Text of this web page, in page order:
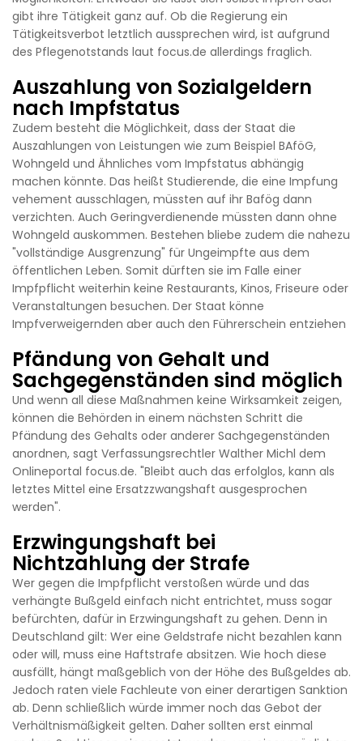
gibt ihre Tätigkeit ganz auf. Ob die Regierung ein
Tätigkeitsverbot letztlich aussprechen wird, ist aufgrund
des Pflegenotstands laut focus.de allerdings fraglich.
Auszahlung von Sozialgeldern
nach Impfstatus
Zudem besteht die Möglichkeit, dass der Staat die
Auszahlungen von Leistungen wie zum Beispiel BAföG,
Wohngeld und Ähnliches vom Impfstatus abhängig
machen könnte. Das heißt Studierende, die eine Impfung
vehement ausschlagen, müssten auf ihr Bafög dann
verzichten. Auch Geringverdienende müssten dann ohne
Wohngeld auskommen. Bestehen bliebe zudem die nahezu
"vollständige Ausgrenzung" für Ungeimpfte aus dem
öffentlichen Leben. Somit dürften sie im Falle einer
Impfpflicht weiterhin keine Restaurants, Kinos, Friseure oder
Veranstaltungen besuchen. Der Staat könne
Impfverweigernden aber auch den Führerschein entziehen
Pfändung von Gehalt und
Sachgegenständen sind möglich
Und wenn all diese Maßnahmen keine Wirksamkeit zeigen,
können die Behörden in einem nächsten Schritt die
Pfändung des Gehalts oder anderer Sachgegenständen
anordnen, sagt Verfassungsrechtler Walther Michl dem
Onlineportal focus.de. "Bleibt auch das erfolglos, kann als
letztes Mittel eine Ersatzzwangshaft ausgesprochen
werden".
Erzwingungshaft bei
Nichtzahlung der Strafe
Wer gegen die Impfpflicht verstoßen würde und das
verhängte Bußgeld einfach nicht entrichtet, muss sogar
befürchten, dafür in Erzwingungshaft zu gehen. Denn in
Deutschland gilt: Wer eine Geldstrafe nicht bezahlen kann
oder will, muss eine Haftstrafe absitzen. Wie hoch diese
ausfällt, hängt maßgeblich von der Höhe des Bußgeldes ab.
Jedoch raten viele Fachleute von einer derartigen Sanktion
ab. Denn schließlich würde immer noch das Gebot der
Verhältnismäßigkeit gelten. Daher sollten erst einmal